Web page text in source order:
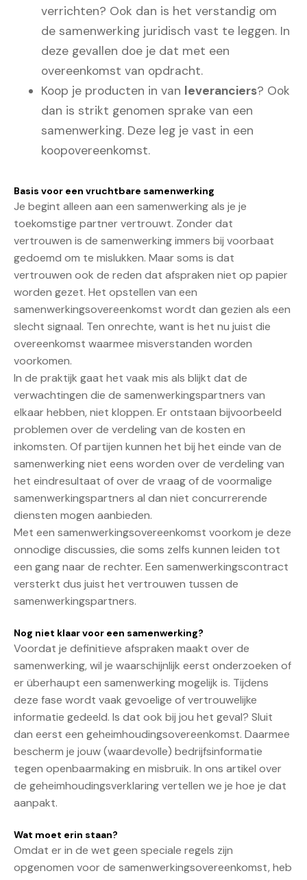
verrichten? Ook dan is het verstandig om
de samenwerking juridisch vast te leggen. In
deze gevallen doe je dat met een
overeenkomst van opdracht.
Koop je producten in van leveranciers? Ook
dan is strikt genomen sprake van een
samenwerking. Deze leg je vast in een
koopovereenkomst.
Basis voor een vruchtbare samenwerking
Je begint alleen aan een samenwerking als je je
toekomstige partner vertrouwt. Zonder dat
vertrouwen is de samenwerking immers bij voorbaat
gedoemd om te mislukken. Maar soms is dat
vertrouwen ook de reden dat afspraken niet op papier
worden gezet. Het opstellen van een
samenwerkingsovereenkomst wordt dan gezien als een
slecht signaal. Ten onrechte, want is het nu juist die
overeenkomst waarmee misverstanden worden
voorkomen.
In de praktijk gaat het vaak mis als blijkt dat de
verwachtingen die de samenwerkingspartners van
elkaar hebben, niet kloppen. Er ontstaan bijvoorbeeld
problemen over de verdeling van de kosten en
inkomsten. Of partijen kunnen het bij het einde van de
samenwerking niet eens worden over de verdeling van
het eindresultaat of over de vraag of de voormalige
samenwerkingspartners al dan niet concurrerende
diensten mogen aanbieden.
Met een samenwerkingsovereenkomst voorkom je deze
onnodige discussies, die soms zelfs kunnen leiden tot
een gang naar de rechter. Een samenwerkingscontract
versterkt dus juist het vertrouwen tussen de
samenwerkingspartners.
Nog niet klaar voor een samenwerking?
Voordat je definitieve afspraken maakt over de
samenwerking, wil je waarschijnlijk eerst onderzoeken of
er überhaupt een samenwerking mogelijk is. Tijdens
deze fase wordt vaak gevoelige of vertrouwelijke
informatie gedeeld. Is dat ook bij jou het geval? Sluit
dan eerst een geheimhoudingsovereenkomst. Daarmee
bescherm je jouw (waardevolle) bedrijfsinformatie
tegen openbaarmaking en misbruik. In ons artikel over
de geheimhoudingsverklaring vertellen we je hoe je dat
aanpakt.
Wat moet erin staan?
Omdat er in de wet geen speciale regels zijn
opgenomen voor de samenwerkingsovereenkomst, heb